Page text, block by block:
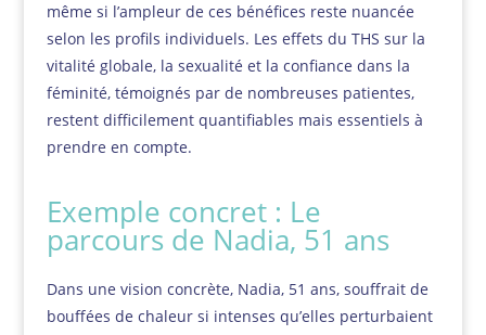
même si l’ampleur de ces bénéfices reste nuancée
selon les profils individuels. Les effets du THS sur la
vitalité globale, la sexualité et la confiance dans la
féminité, témoignés par de nombreuses patientes,
restent difficilement quantifiables mais essentiels à
prendre en compte.
Exemple concret : Le
parcours de Nadia, 51 ans
Dans une vision concrète, Nadia, 51 ans, souffrait de
bouffées de chaleur si intenses qu’elles perturbaient